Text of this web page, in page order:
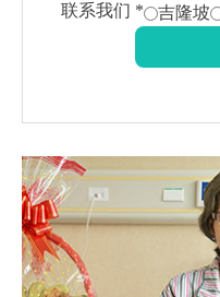
联系我们 * 吉隆坡